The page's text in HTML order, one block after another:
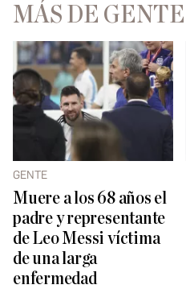
MÁS DE GENTE
GENTE
Muere a los 68 años el
padre y representante
de Leo Messi víctima
de una larga
enfermedad